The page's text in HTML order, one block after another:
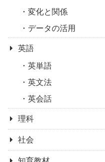
変化と関係
データの活用
英語
英単語
英文法
英会話
理科
社会